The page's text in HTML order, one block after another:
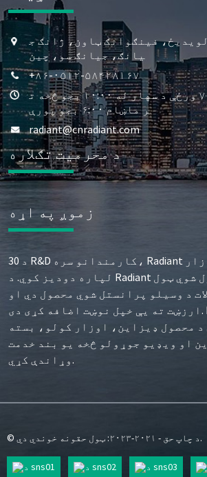
فینګوانګ ټاون، ژانګ ج
یانګ، جیانګ سو، چین
+۸۶-۰۵۱۲-۵۸۴۲۸۱۶۷
په اونۍ کې ۷ ورځې د سهار له ۱۰:۰۰ بجو څخه ت
ر ماښام ۶:۰۰ بجو پورې
radiant@cnradiant.com
د محرمیت تګلاره
زموږ په اړه
د 30 R&D کارمندانو سره، Radiant ستاسو د بازار
لپاره دودیز کوي. د Radiant لخوا پلورل شوي ټول
د وسیلو پرانستل شوي محصول دي او
ارزښت ته یې خپل نوښت اضافه کړی دی. Radiant
د محصول ډیزاین، اوزار کولو، بسته
او ویډیو جوړولو څخه یو بند خدمت
وړاندې کړي.
© د چاپ حق - ۲۰۲۱-۲۰۲۳: ټول حقونه خوندي دي.